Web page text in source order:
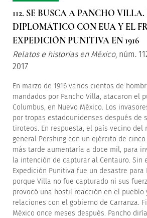
112. SE BUSCA A PANCHO
DIPLOMÁTICO CON EUA Y EL
EXPEDICIÓN PUNITIVA EN 1916
Relatos e historias en México, núm.
2017
En marzo de 1916 varios cientos de
mandados por Pancho Villa, atacaron el
Columbus, en Nuevo México. Los
por tropas estadounidenses después de
tiroteos. En respuesta, el país vecino del
general Pershing con un ejército de
más tarde aumentaría a doce mil, para
la intención de capturar al Centauro. Sin
Expedición Punitiva fue un desastre para
porque Villa no fue capturado ni sus
provocó una hostil reacción en el pueblo
relaciones con el gobierno de Carranza.
México once meses después. Pancho